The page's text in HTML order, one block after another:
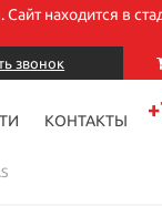
находится в
звонок
КОНТАКТЫ